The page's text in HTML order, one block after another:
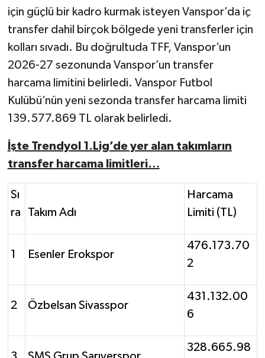
için güçlü bir kadro kurmak isteyen Vanspor’da iç
transfer dahil birçok bölgede yeni transferler için
kolları sıvadı. Bu doğrultuda TFF, Vanspor’un
2026-27 sezonunda Vanspor’un transfer
harcama limitini belirledi. Vanspor Futbol
Kulübü’nün yeni sezonda transfer harcama limiti
139.577.869 TL olarak belirledi.
İşte Trendyol 1.Lig’de yer alan takımların
transfer harcama limitleri…
Sı
ra
Takım Adı
Harcama
Limiti (TL)
1 Esenler Erokspor
476.173.70
2
2 Özbelsan Sivasspor
431.132.00
6
328.665.98